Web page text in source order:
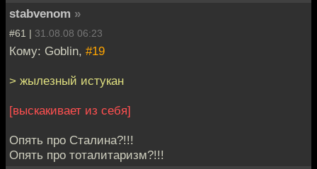
stabvenom »
#61 | 31.08.08 06:23
Кому: Goblin, #19
> жылезный истукан
[выскакивает из себя]
Опять про Сталина?!!!
Опять про тоталитаризм?!!!